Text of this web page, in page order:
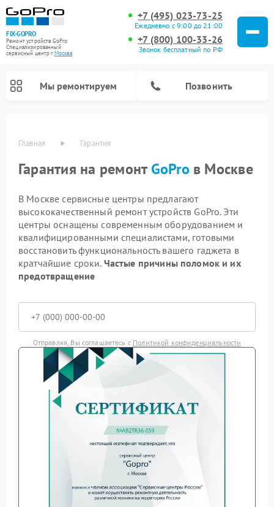
FIX-GOPRO
Ремонт устройств GoPro
Специализированный
cервисный центр г.Москва
+7 (495) 023-73-25
Ежедневно с 9:00 до 21:00
+7 (800) 100-33-26
Звонок бесплатный по РФ
Мы ремонтируем Позвонить
Главная Гарантия
Гарантия на ремонт GoPro в Москве
В Москве сервисные центры предлагают
высококачественный ремонт устройств GoPro. Эти
центры оснащены современным оборудованием и
квалифицированными специалистами, готовыми
восстановить функциональность вашего гаджета в
кратчайшие сроки. Частые причины поломок и их
предотвращение
Отправляя, Вы соглашаетесь с Политикой конфиденциальности